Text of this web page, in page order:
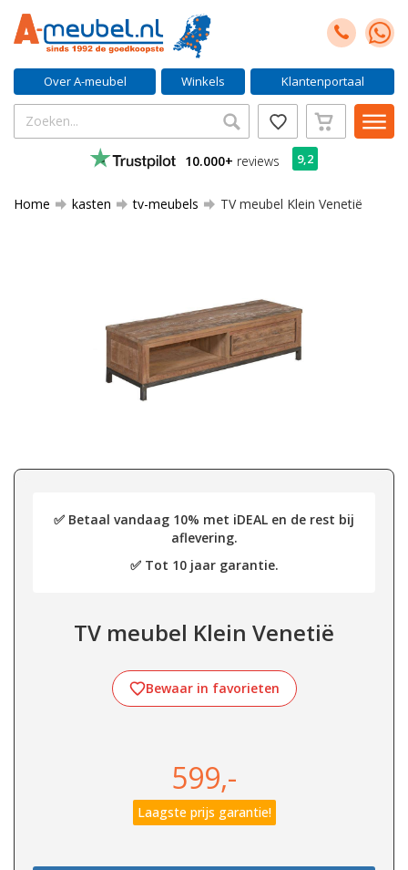
Over A-meubel Winkels Klantenportaal
10.000+ reviews 9,2
Home kasten tv-meubels TV meubel Klein Venetië
✅ Betaal vandaag 10% met iDEAL en de rest bij
aflevering.
✅ Tot 10 jaar garantie.
TV meubel Klein Venetië
Bewaar in favorieten
599,-
Laagste prijs garantie!